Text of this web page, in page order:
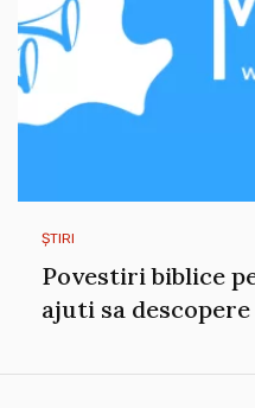
ȘTIRI
Povestiri biblice
ajuti sa